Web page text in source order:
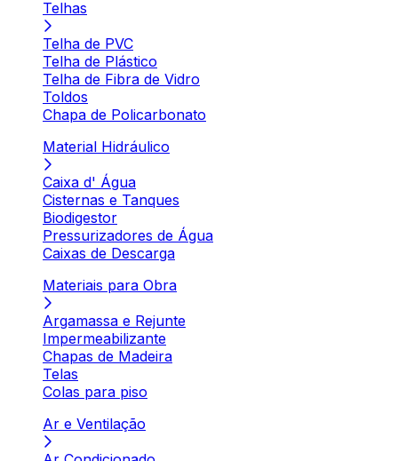
Telhas
Telha de PVC
Telha de Plástico
Telha de Fibra de Vidro
Toldos
Chapa de Policarbonato
Material Hidráulico
Caixa d' Água
Cisternas e Tanques
Biodigestor
Pressurizadores de Água
Caixas de Descarga
Materiais para Obra
Argamassa e Rejunte
Impermeabilizante
Chapas de Madeira
Telas
Colas para piso
Ar e Ventilação